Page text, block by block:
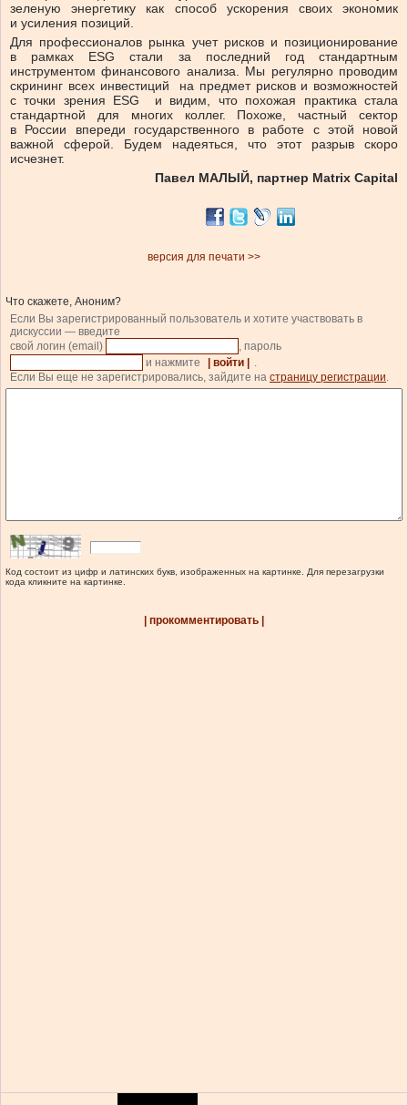
зеленую энергетику как способ ускорения своих экономик
и усиления позиций.
Для профессионалов рынка учет рисков и позиционирование
в рамках ESG стали за последний год стандартным
инструментом финансового анализа. Мы регулярно проводим
скрининг всех инвестиций на предмет рисков и возможностей
с точки зрения ESG и видим, что похожая практика стала
стандартной для многих коллег. Похоже, частный сектор
в России впереди государственного в работе с этой новой
важной сферой. Будем надеяться, что этот разрыв скоро
исчезнет.
Павел МАЛЫЙ, партнер Matrix Capital
версия для печати >>
Что скажете, Аноним?
Если Вы зарегистрированный пользователь и хотите участвовать в
дискуссии — введите
свой логин (email)
, пароль
и нажмите
| войти |
.
Если Вы еще не зарегистрировались, зайдите на страницу регистрации.
Код состоит из цифр и латинских букв, изображенных на картинке. Для перезагрузки
кода кликните на картинке.
| прокомментировать |